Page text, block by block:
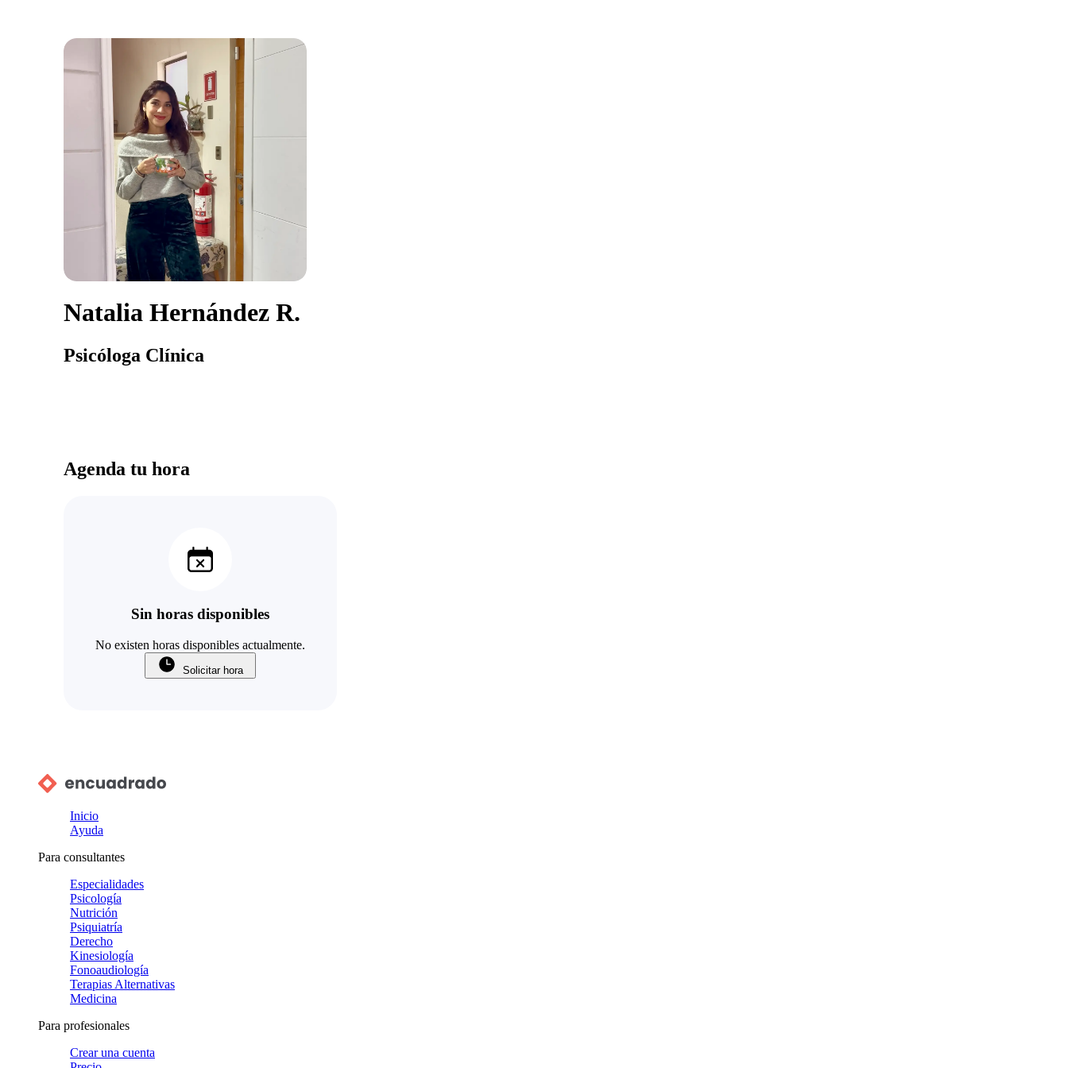
Natalia Hernández R.
Psicóloga Clínica
Agenda tu hora
Sin horas disponibles
No existen horas disponibles actualmente.
Solicitar hora
Inicio
Ayuda
Para consultantes
Especialidades
Psicología
Nutrición
Psiquiatría
Derecho
Kinesiología
Fonoaudiología
Terapias Alternativas
Medicina
Para profesionales
Crear una cuenta